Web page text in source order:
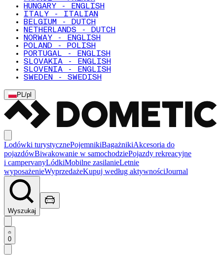
HUNGARY - ENGLISH
ITALY - ITALIAN
BELGIUM - DUTCH
NETHERLANDS - DUTCH
NORWAY - ENGLISH
POLAND - POLISH
PORTUGAL - ENGLISH
SLOVAKIA - ENGLISH
SLOVENIA - ENGLISH
SWEDEN - SWEDISH
PL/pl
Lodówki turystycznePojemnikiBagażnikiAkcesoria do
pojazdówBiwakowanie w samochodziePojazdy rekreacyjne
i campervanyLódkiMobilne zasilanieLetnie
wyposażenieWyprzedażeKupuj według aktywnościJournal
Wyszukaj
0